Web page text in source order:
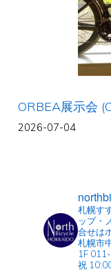
ORBEA展示会
2026-07-04
札幌す
ップ・
合せは
札幌市
1F
祝